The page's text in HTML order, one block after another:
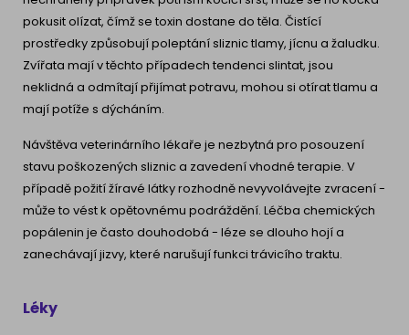
pokusit olízat, čímž se toxin dostane do těla. Čistící
prostředky způsobují poleptání sliznic tlamy, jícnu a žaludku.
Zvířata mají v těchto případech tendenci slintat, jsou
neklidná a odmítají přijímat potravu, mohou si otírat tlamu a
mají potíže s dýcháním.
Návštěva veterinárního lékaře je nezbytná pro posouzení
stavu poškozených sliznic a zavedení vhodné terapie. V
případě požití žíravé látky rozhodně nevyvolávejte zvracení -
může to vést k opětovnému podráždění. Léčba chemických
popálenin je často douhodobá - léze se dlouho hojí a
zanechávají jizvy, které narušují funkci trávicího traktu.
Léky